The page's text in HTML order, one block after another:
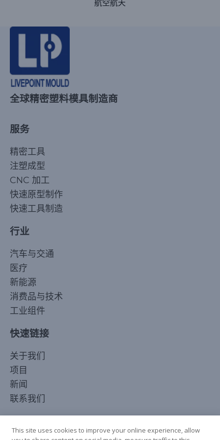
航空航天
全球精密塑料模具制造商
服务
精密工具
注塑成型
CNC 加工
快速原型制作
快速工具制造
行业
汽车与交通
医疗
新能源
消费品与技术
工业组件
快速链接
关于我们
项目
新闻
联系我们
This site uses cookies to improve your online experience, allow